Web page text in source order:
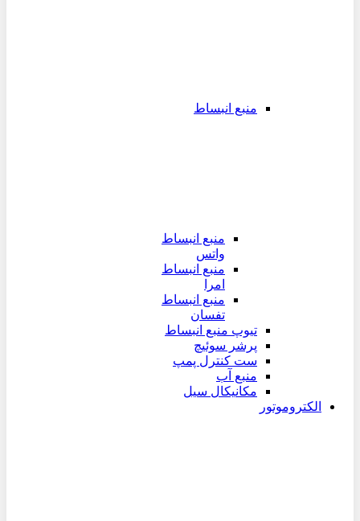
منبع انبساط
منبع انبساط
واتس
منبع انبساط
امرا
منبع انبساط
تفسان
تیوپ منبع انبساط
پرشر سوئیچ
ست کنترل پمپ
منبع آب
مکانیکال سیل
الکتروموتور